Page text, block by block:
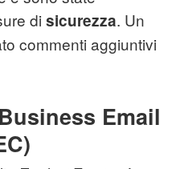
di sicurezza. Un
commenti aggiuntivi
Email